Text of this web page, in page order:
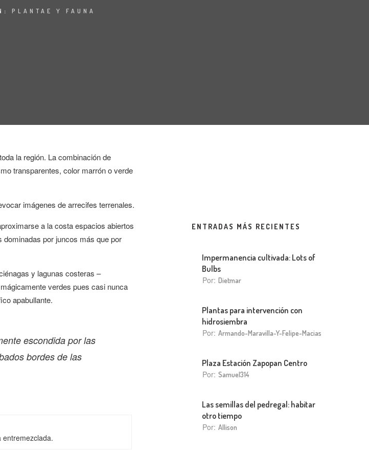
PLANTAE Y FAUNA
la región. La combinación de
transparentes, color marrón o verde
imágenes de arrecifes terrenales.
a la costa espacios abiertos
dominadas por juncos más que por
y lagunas costeras –
verdes pues casi nunca
apabullante.
escondida por las
bordes de las
entremezclada.
ENTRADAS MÁS RECIENTES
Impermanencia cultivada: Lots of
Bulbs
Por: Dietmar
Plantas para intervención con
hidrosiembra
Por: Armando-Maravilla-Y-Felipe-Macias
Plaza Estación Zapopan Centro
Por: Samuel314
Las semillas del pedregal: habitar
otro tiempo
Por: Allison